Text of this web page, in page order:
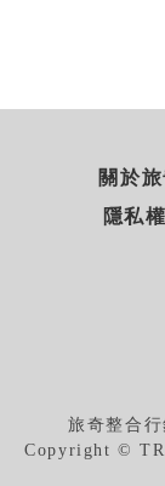
關於
隱私
旅奇整合
Copyright ©